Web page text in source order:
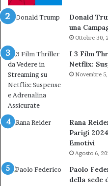
Donald
una
Ottobre 30,
I 3 Film
Netflix:
Novembre
Rana
Parigi
Emotivi
Agosto 6,
Paolo
della sede